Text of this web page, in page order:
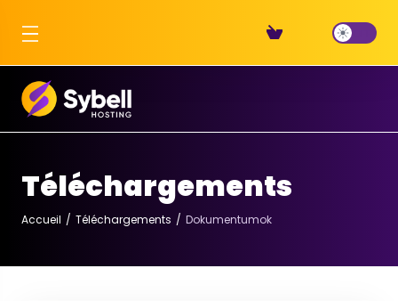
Téléchargements
Accueil Téléchargements Dokumentumok